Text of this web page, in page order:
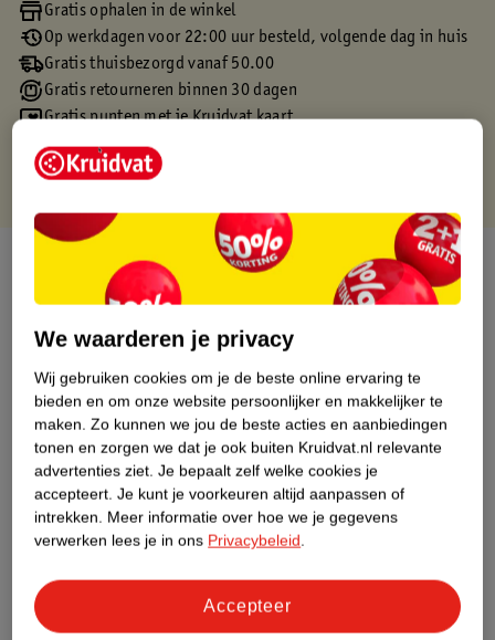
Gratis ophalen in de winkel
Op werkdagen voor 22:00 uur besteld, volgende dag in huis
Gratis thuisbezorgd vanaf 50.00
Gratis retourneren binnen 30 dagen
Gratis punten met je Kruidvat kaart
Over dit product
Etiketinformatie
Nature Impact Score
Dit product heeft (nog) geen Nature
Impact Score.
Meer informatie
Bestel & Bezorginformatie
We waarderen je privacy
Wij gebruiken cookies om je de beste online ervaring te
bieden en om onze website persoonlijker en makkelijker te
maken. Zo kunnen we jou de beste acties en aanbiedingen
tonen en zorgen we dat je ook buiten Kruidvat.nl relevante
advertenties ziet. Je bepaalt zelf welke cookies je
accepteert. Je kunt je voorkeuren altijd aanpassen of
intrekken. Meer informatie over hoe we je gegevens
verwerken lees je in ons Privacybeleid.
Accepteer